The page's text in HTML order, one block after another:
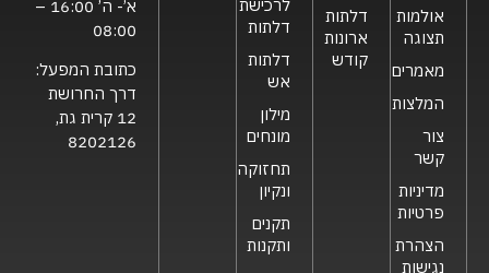
אולמות
תצוגה
מאמרים
המלצות
צור
קשר
מדיניות
פרטיות
הצהרת
נגישות
דלתות
ארונות
קודש
לרכישת
דלתות
דלתות
אש
מילון
מונחים
תחזוקה
ונקיון
תקנים
ותקנות
א’- ה’ 16:00 –
08:00
כתובת המפעל:
דרך החרושת
12 קרית גת,
8202126